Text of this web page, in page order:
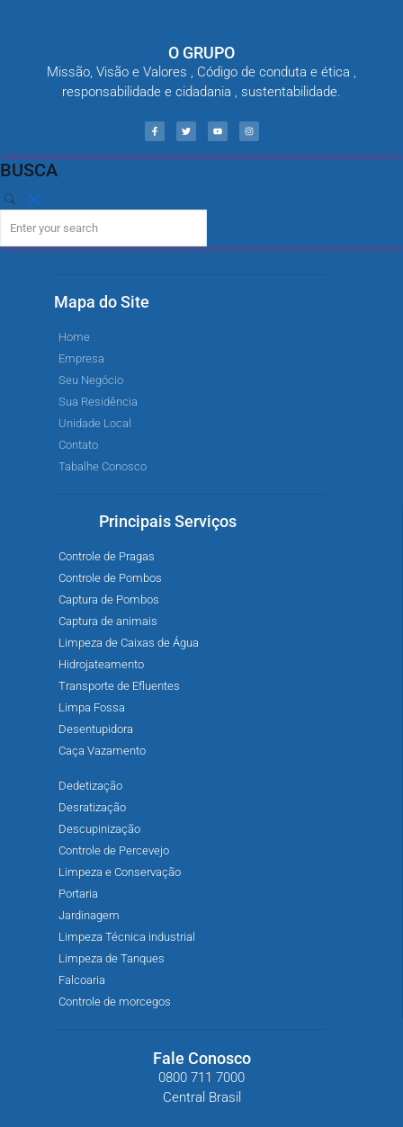
O GRUPO
Missão, Visão e Valores , Código de conduta e ética ,
responsabilidade e cidadania , sustentabilidade.
BUSCA
Mapa do Site
Home
Empresa
Seu Negócio
Sua Residência
Unidade Local
Contato
Tabalhe Conosco
Principais Serviços
Controle de Pragas
Controle de Pombos
Captura de Pombos
Captura de animais
Limpeza de Caixas de Água
Hidrojateamento
Transporte de Efluentes
Limpa Fossa
Desentupidora
Caça Vazamento
Dedetização
Desratização
Descupinização
Controle de Percevejo
Limpeza e Conservação
Portaria
Jardinagem
Limpeza Técnica industrial
Limpeza de Tanques
Falcoaria
Controle de morcegos
Fale Conosco
0800 711 7000
Central Brasil